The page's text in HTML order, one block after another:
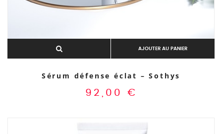
AJOUTER AU PANIER
Sérum défense éclat – Sothys
92,00 €